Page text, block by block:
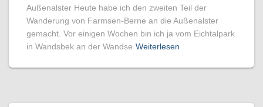
Außenalster Heute habe ich den zweiten Teil der
Wanderung von Farmsen-Berne an die Außenalster
gemacht. Vor einigen Wochen bin ich ja vom Eichtalpark
in Wandsbek an der Wandse Weiterlesen